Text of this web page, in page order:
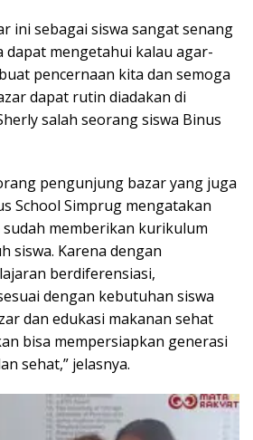
ini sebagai siswa sangat senang
dapat mengetahui kalau agar-
pencernaan kita dan semoga
dapat rutin diadakan di
salah seorang siswa Binus
pengunjung bazar yang juga
School Simprug mengatakan
sudah memberikan kurikulum
siswa. Karena dengan
berdiferensiasi,
dengan kebutuhan siswa
dan edukasi makanan sehat
bisa mempersiapkan generasi
sehat,” jelasnya.